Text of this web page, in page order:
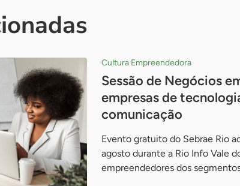
Cultura Empreendedora
Sessão de Negócios
empresas de
comunicação
Evento gratuito do Sebrae Rio
agosto durante a Rio Info Vale
empreendedores dos